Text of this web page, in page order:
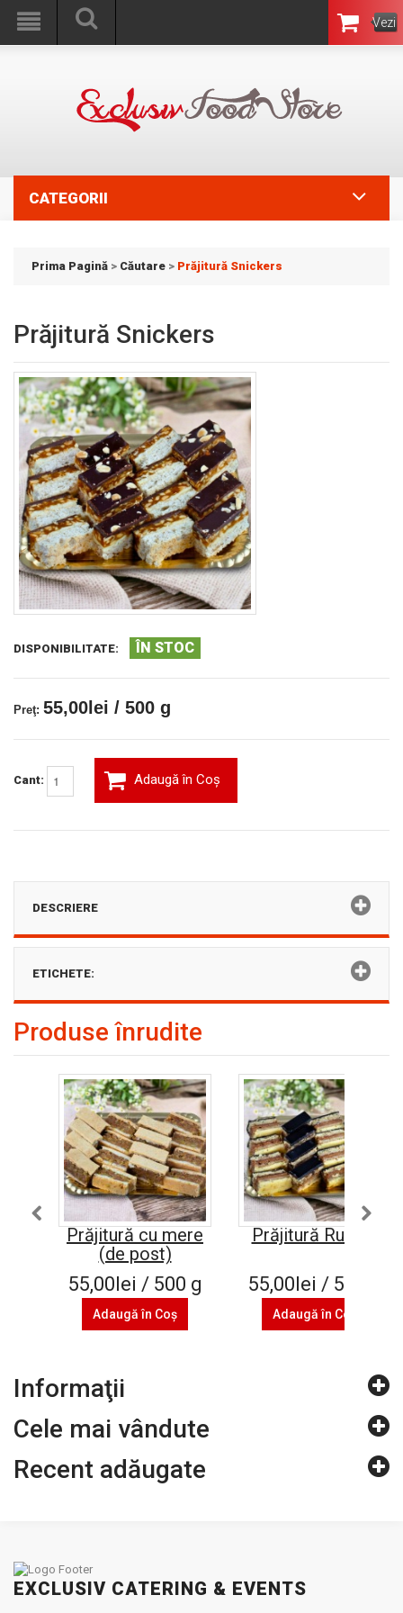
Vezi
Coşul
CATEGORII
Prima Pagină > Căutare > Prăjitură Snickers
Prăjitură Snickers
DISPONIBILITATE: ÎN STOC
Preţ: 55,00lei / 500 g
Cant: Adaugă în Coş
DESCRIERE
ETICHETE:
Produse înrudite
Prăjitură cu mere
(de post)
55,00lei / 500 g
Adaugă în Coş
Prăjitură Rumba
55,00lei / 500 g
Adaugă în Coş
Informaţii
Cele mai vândute
Recent adăugate
EXCLUSIV CATERING & EVENTS